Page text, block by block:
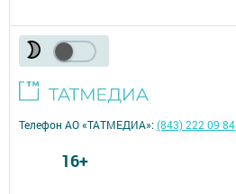
Телефон АО «ТАТМЕДИА»:(843) 222 09 84
16+